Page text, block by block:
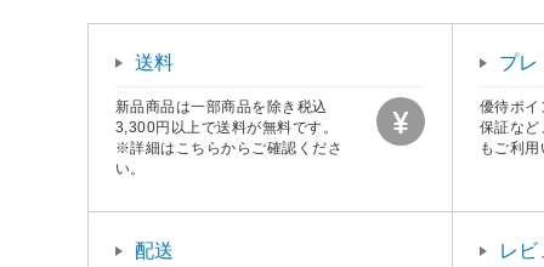
送料
新品商品は一部商品を除き税込
3,300円以上で送料が無料です。
※詳細はこちらからご確認くださ
い。
プレ
優待ポイ
保証など
もご利
配送 レ